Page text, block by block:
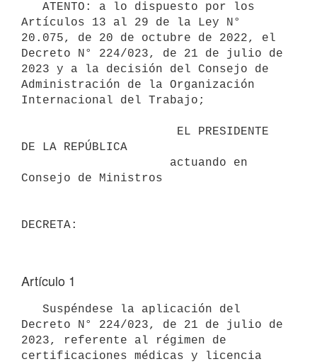
Artículos 13 al 29 de la Ley N°
20.075, de 20 de octubre de 2022, el
Decreto N° 224/023, de 21 de julio de
2023 y a la decisión del Consejo de
Administración de la Organización
Internacional del Trabajo;
DE LA REPÚBLICA
Consejo de Ministros
Artículo 1
Decreto N° 224/023, de 21 de julio de
2023, referente al régimen de
certificaciones médicas y licencia